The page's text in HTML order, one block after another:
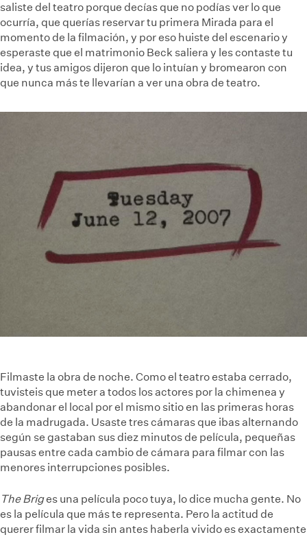
saliste del teatro porque decías que no podías ver lo que
ocurría, que querías reservar tu primera Mirada para el
momento de la filmación, y por eso huiste del escenario y
esperaste que el matrimonio Beck saliera y les contaste tu
idea, y tus amigos dijeron que lo intuían y bromearon con
que nunca más te llevarían a ver una obra de teatro.
Filmaste la obra de noche. Como el teatro estaba cerrado,
tuvisteis que meter a todos los actores por la chimenea y
abandonar el local por el mismo sitio en las primeras horas
de la madrugada. Usaste tres cámaras que ibas alternando
según se gastaban sus diez minutos de película, pequeñas
pausas entre cada cambio de cámara para filmar con las
menores interrupciones posibles.
The Briges una película poco tuya, lo dice mucha gente. No
es la película que más te representa. Pero la actitud de
querer filmar la vida sin antes haberla vivido es exactamente